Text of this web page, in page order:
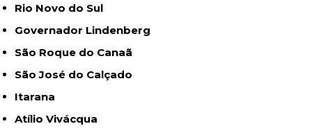
Rio Novo do Sul
Governador Lindenberg
São Roque do Canaã
São José do Calçado
Itarana
Atílio Vivácqua